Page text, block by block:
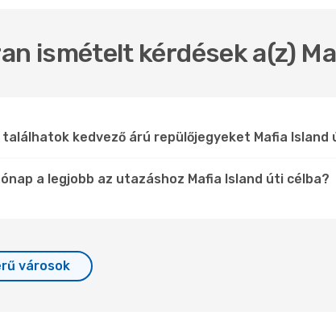
ismételt kérdések a(z)
találhatok kedvező árú repülőjegyeket Mafia Island
a legjobb az utazáshoz Mafia Island úti célba?
városok